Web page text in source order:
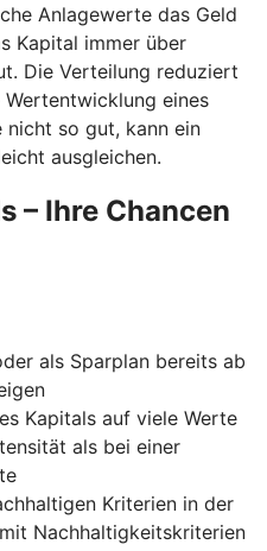
Anlagewerte das Geld
Kapital immer über
Die Verteilung reduziert
eines
nicht so gut, kann ein
ausgleichen.
– Ihre Chancen
als Sparplan bereits ab
Kapitals auf viele Werte
als bei einer
Kriterien in der
Nachhaltigkeitskriterien